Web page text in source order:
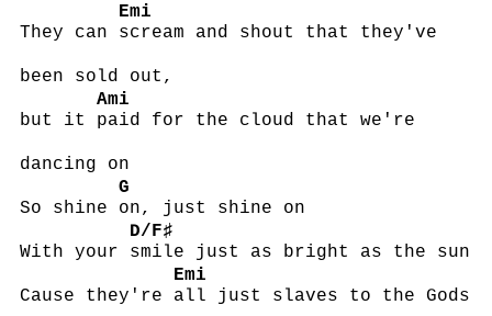
They can
Emi
scream and shout that they've
been sold out,
but it
Ami
paid for the cloud that we're
dancing on
So shine
G
on, just shine on
With your
D/F♯
smile just as bright as the sun
Cause they're
Emi
all just slaves to the Gods